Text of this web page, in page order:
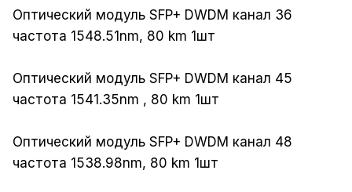
Оптический модуль SFP+ DWDM канал 36
частота 1548.51nm, 80 km 1шт
Оптический модуль SFP+ DWDM канал 45
частота 1541.35nm , 80 km 1шт
Оптический модуль SFP+ DWDM канал 48
частота 1538.98nm, 80 km 1шт